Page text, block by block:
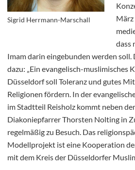
Sigrid Herrmann-Marschall
dass
Imam darin eingebunden werden soll.
dazu: „Ein evangelisch-muslimisches
Düsseldorf soll Toleranz und gutes
Religionen fördern. In der
im Stadtteil Reisholz kommt neben
Diakoniepfarrer Thorsten Nolting in
regelmäßig zu Besuch. Das
Modellprojekt ist eine Kooperation
mit dem Kreis der Düsseldorfer